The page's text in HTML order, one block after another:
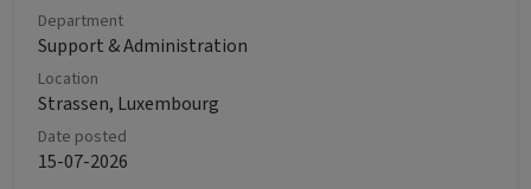
Department
Support & Administration
Location
Strassen, Luxembourg
Date posted
15-07-2026